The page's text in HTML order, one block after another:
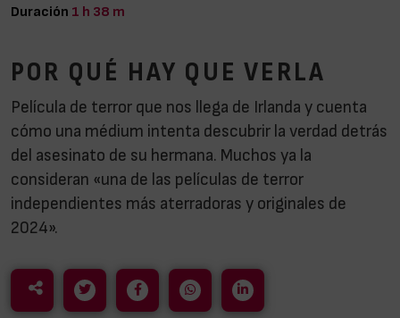
Duración 1 h 38 m
POR QUÉ HAY QUE VERLA
Película de terror que nos llega de Irlanda y cuenta
cómo una médium intenta descubrir la verdad detrás
del asesinato de su hermana. Muchos ya la
consideran «una de las películas de terror
independientes más aterradoras y originales de
2024».